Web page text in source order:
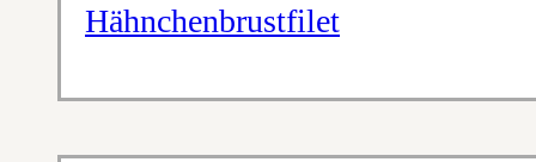
Hähnchenbrustfilet